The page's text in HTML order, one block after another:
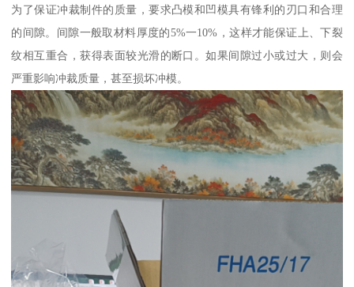
为了保证冲裁制件的质量，要求凸模和凹模具有锋利的刃口和合理
的间隙。间隙一般取材料厚度的5%一10%，这样才能保证上、下裂
纹相互重合，获得表面较光滑的断口。如果间隙过小或过大，则会
严重影响冲裁质量，甚至损坏冲模。